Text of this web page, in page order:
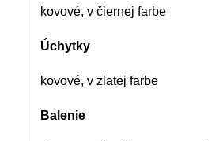
kovové, v čiernej farbe
Úchytky
kovové, v zlatej farbe
Balenie